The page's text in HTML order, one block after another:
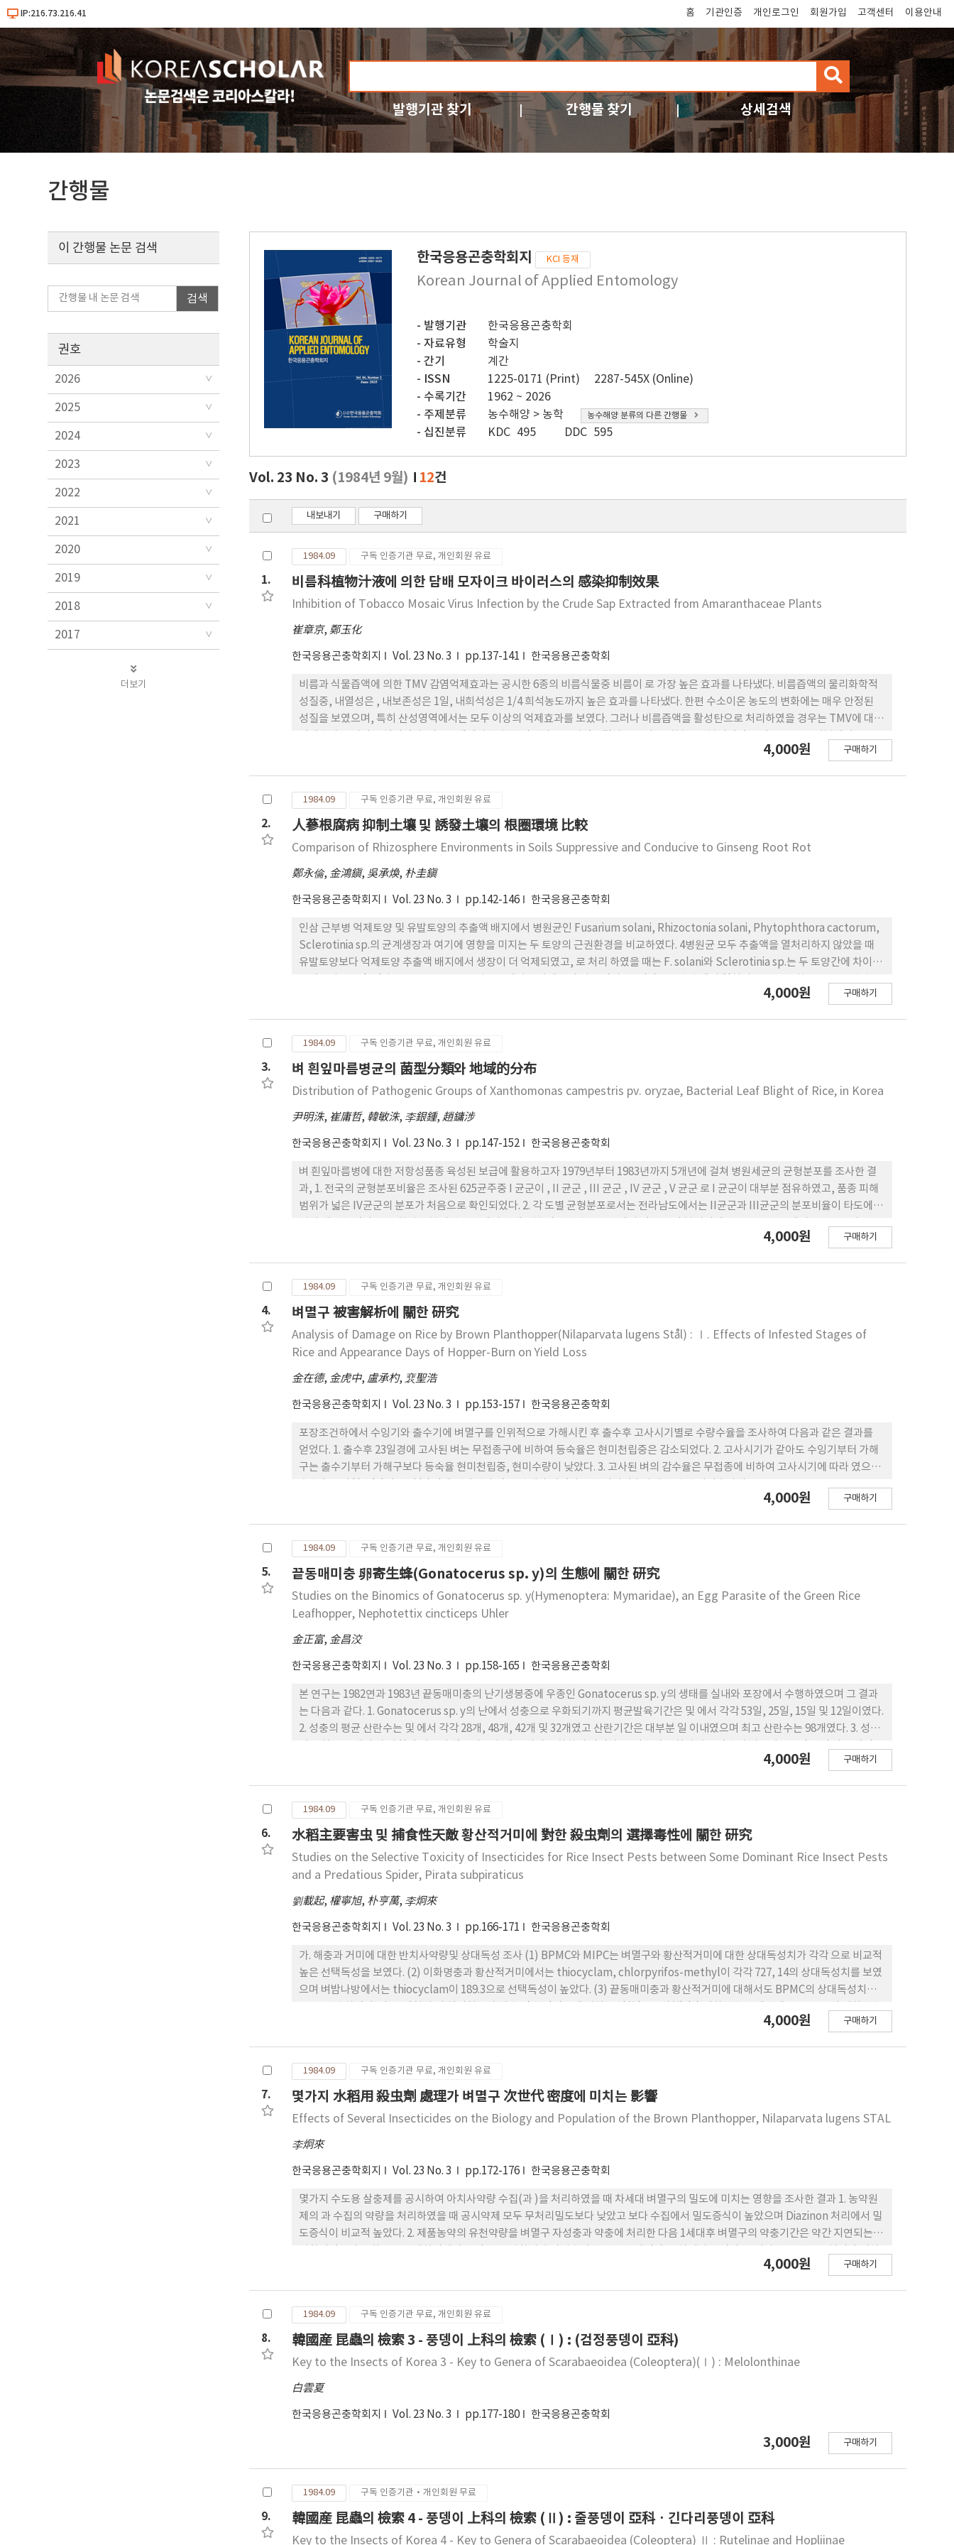
IP:216.73.216.41 홈 기관인증 개인로그인 회원가입 고객센터 이용안내
검
색
발행기관 찾기 간행물 찾기 상세검색
간행물
한국응용곤충학회지 KCI 등재
Korean Journal of Applied Entomology
발행기관
한국응용곤충학회
자료유형
학술지
간기
계간
ISSN
1225-0171 (Print)
2287-545X (Online)
수록기간
1962 ~ 2026
주제분류
농수해양 > 농학 농수해양 분류의 다른 간행물
십진분류 KDC 495 DDC 595
이 간행물 논문 검색
검색
권호
2026
2025
2024
2023
2022
2021
2020
2019
2018
2017
더보기
Vol. 23 No. 3 (1984년 9월) 12건
내보내기 구매하기
1.
1984.09 구독 인증기관 무료, 개인회원 유료
비름科植物汁液에 의한 담배 모자이크 바이러스의 感染抑制效果
Inhibition of Tobacco Mosaic Virus Infection by the Crude Sap Extracted from Amaranthaceae Plants
崔章京, 鄭玉化
한국응용곤충학회지 Vol. 23 No. 3 pp.137-141 한국응용곤충학회
비름과 식물즙액에 의한 TMV 감염억제효과는 공시한 6종의 비름식물중 비름이 로 가장 높은 효과를 나타냈다. 비름즙액의 물리화학적
성질중, 내열성은 , 내보존성은 1일, 내희석성은 1/4 희석농도까지 높은 효과를 나타냈다. 한편 수소이온 농도의 변화에는 매우 안정된
성질을 보였으며, 특히 산성영역에서는 모두 이상의 억제효과를 보였다. 그러나 비름즙액을 활성탄으로 처리하였을 경우는 TMV에 대한
억제효과가 나타났다. 비름즙액의 실용화를 위한 도말액 효과특속성은 2회 관수에서 정도의 억제능을 보였다.4,000원 구매하기
2.
1984.09 구독 인증기관 무료, 개인회원 유료
人蔘根腐病 抑制土壤 및 誘發土壤의 根圈環境 比較
Comparison of Rhizosphere Environments in Soils Suppressive and Conducive to Ginseng Root Rot
鄭永倫, 金鴻鎭, 吳承煥, 朴圭鎭
한국응용곤충학회지 Vol. 23 No. 3 pp.142-146 한국응용곤충학회
인삼 근부병 억제토양 및 유발토양의 추출액 배지에서 병원균인 Fusarium solani, Rhizoctonia solani, Phytophthora cactorum,
Sclerotinia sp.의 균계생장과 여기에 영향을 미지는 두 토양의 근권환경을 비교하였다. 4병원균 모두 추출액을 열처리하지 않았을 때
유발토양보다 억제토양 추출액 배지에서 생장이 더 억제되였고, 로 처리 하였을 때는 F. solani와 Sclerotinia sp.는 두 토양간에 차이가
의 생장이 증가되었다. 두 토양의 근권미생물 밀도는 Fusariumtn는 유의차가 없었으나 전세균, 진균은 모두 억제토양에 밀도가 더 높았
4,000원 구매하기
3.
1984.09 구독 인증기관 무료, 개인회원 유료
벼 흰잎마름병균의 菌型分類와 地域的分布
Distribution of Pathogenic Groups of Xanthomonas campestris pv. oryzae, Bacterial Leaf Blight of Rice, in Korea
尹明洙, 崔庸哲, 韓敏洙, 李銀鍾, 趙鏞涉
한국응용곤충학회지 Vol. 23 No. 3 pp.147-152 한국응용곤충학회
벼 흰잎마름병에 대한 저항성품종 육성된 보급에 활용하고자 1979년부터 1983년까지 5개년에 걸쳐 병원세균의 균형분포를 조사한 결
과, 1. 전국의 균형분포비율은 조사된 625균주중 I 균군이 , II 균군 , III 균군 , IV 균군 , V 균군 로 I 균군이 대부분 점유하였고, 품종 피해
범위가 넓은 IV균군의 분포가 처음으로 확인되었다. 2. 각 도별 균형분포로서는 전라남도에서는 II균군과 III균군의 분포비율이 타도에
군이, 통일품종군에선 III 균군이 많이 분리되었다. 4. 한국에서 본 병의 최초 발병지이며 매년 발병 상습지인 전라남도 해남군내의 균형
4,000원 구매하기
4.
1984.09 구독 인증기관 무료, 개인회원 유료
벼멸구 被害解析에 關한 研究
Analysis of Damage on Rice by Brown Planthopper(Nilaparvata lugens Stål) : Ⅰ. Effects of Infested Stages of
Rice and Appearance Days of Hopper-Burn on Yield Loss
金在德, 金虎中, 盧承杓, 裵聖浩
한국응용곤충학회지 Vol. 23 No. 3 pp.153-157 한국응용곤충학회
포장조건하에서 수잉기와 출수기에 벼멸구를 인위적으로 가해시킨 후 출수후 고사시기별로 수량수율을 조사하여 다음과 같은 결과를
얻었다. 1. 출수후 23일경에 고사된 벼는 무접종구에 비하여 등숙율은 현미천립중은 감소되었다. 2. 고사시기가 같아도 수잉기부터 가해
구는 출수기부터 가해구보다 등숙율 현미천립중, 현미수량이 낮았다. 3. 고사된 벼의 감수율은 무접종에 비하여 고사시기에 따라 였으며
4,000원 구매하기
5.
1984.09 구독 인증기관 무료, 개인회원 유료
끝동매미충 卵寄生蜂(Gonatocerus sp. y)의 生態에 關한 研究
Studies on the Binomics of Gonatocerus sp. y(Hymenoptera: Mymaridae), an Egg Parasite of the Green Rice
Leafhopper, Nephotettix cincticeps Uhler
金正富, 金昌洨
한국응용곤충학회지 Vol. 23 No. 3 pp.158-165 한국응용곤충학회
본 연구는 1982연과 1983년 끝동매미충의 난기생봉중에 우종인 Gonatocerus sp. y의 생태를 실내와 포장에서 수행하였으며 그 결과
는 다음과 같다. 1. Gonatocerus sp. y의 난에서 성충으로 우화되기까지 평균발육기간은 및 에서 각각 53일, 25일, 15일 및 12일이였다.
2. 성충의 평균 산란수는 및 에서 각각 28개, 48개, 42개 및 32개였고 산란기간은 대부분 일 이내였으며 최고 산란수는 98개였다. 3. 성충
다. 5. 성충의 수명은 물보다 꿀물을 먹이로 주었을 때가 현저히 길어졌으며 수컷보다 암컷이 다소 길어졌다. 그리고 꿀물을 주었을 때 암
거창, 남지, 진주지방에서 , 남해, 김해지역에서 였다. 8. 본답기에 있어서 끝동매미충의 2세대충(6월 하순경발생)과 3세대충(8월 하순
경 발생)에 대한 본 난기생봉의 기생율은 각각 와 였다.
4,000원 구매하기
6.
1984.09 구독 인증기관 무료, 개인회원 유료
水稻主要害虫 및 捕食性天敵 황산적거미에 對한 殺虫劑의 選擇毒性에 關한 研究
Studies on the Selective Toxicity of Insecticides for Rice Insect Pests between Some Dominant Rice Insect Pests
and a Predatious Spider, Pirata subpiraticus
劉載起, 權寧旭, 朴亨萬, 李炯來
한국응용곤충학회지 Vol. 23 No. 3 pp.166-171 한국응용곤충학회
가. 해충과 거미에 대한 반치사약량및 상대독성 조사 (1) BPMC와 MIPC는 벼멸구와 황산적거미에 대한 상대독성치가 각각 으로 비교적
높은 선택독성을 보였다. (2) 이화명충과 황산적거미에서는 thiocyclam, chlorpyrifos-methyl이 각각 727, 14의 상대독성치를 보였
으며 벼밤나방에서는 thiocyclam이 189.3으로 선택독성이 높았다. (3) 끝동매미충과 황산적거미에 대해서도 BPMC의 상대독성치가
방제효과도 높고, 거미밀도도 높았으며, 제형간에서는 유제가 분제보다 거미에 미치는 영향이 적었다. (2) MIPC 처리구에서 끝동매미
4,000원 구매하기
7.
1984.09 구독 인증기관 무료, 개인회원 유료
몇가지 水稻用 殺虫劑 處理가 벼멸구 次世代 密度에 미치는 影響
Effects of Several Insecticides on the Biology and Population of the Brown Planthopper, Nilaparvata lugens STAL
李炯來
한국응용곤충학회지 Vol. 23 No. 3 pp.172-176 한국응용곤충학회
몇가지 수도용 살충제를 공시하여 아치사약량 수집(과 )을 처리하였을 때 차세대 벼멸구의 밀도에 미치는 영향을 조사한 결과 1. 농약원
제의 과 수집의 약량을 처리하였을 때 공시약제 모두 무처리밀도보다 낮았고 보다 수집에서 밀도증식이 높았으며 Diazinon 처리에서 밀
도증식이 비교적 높았다. 2. 제품농약의 유천약량을 벼멸구 자성충과 약충에 처리한 다음 1세대후 벼멸구의 약충기간은 약간 지연되는
여 Diazinon 처리에서 오히려 높았다. 3. 제품농약의 유천약량을 처리한 후 밀도변동을 조사한 결과 처리 약 38일까지는 무처리에 비하
4,000원 구매하기
8.
1984.09 구독 인증기관 무료, 개인회원 유료
韓國産 昆蟲의 檢索 3 - 풍뎅이 上科의 檢索 (Ⅰ) : (검정풍뎅이 亞科)
Key to the Insects of Korea 3 - Key to Genera of Scarabaeoidea (Coleoptera)(Ⅰ) : Melolonthinae
白雲夏
한국응용곤충학회지 Vol. 23 No. 3 pp.177-180 한국응용곤충학회
3,000원 구매하기
9.
1984.09 구독 인증기관·개인회원 무료
韓國産 昆蟲의 檢索 4 - 풍뎅이 上科의 檢索 (Ⅱ) : 줄풍뎅이 亞科ㆍ긴다리풍뎅이 亞科
Key to the Insects of Korea 4 - Key to Genera of Scarabaeoidea (Coleoptera) Ⅱ : Rutelinae and Hopliinae